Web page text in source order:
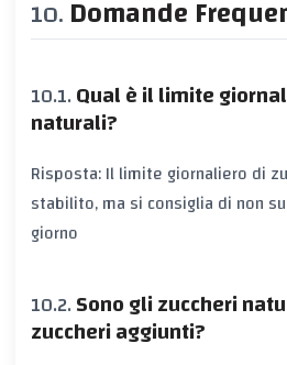
Domande
Qual è il limite
naturali?
Risposta: Il limite giornaliero di
stabilito, ma si consiglia di non
giorno
Sono gli zuccheri
zuccheri aggiunti?